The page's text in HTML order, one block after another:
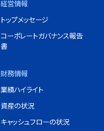
経営情報
トップメッセージ
コーポレートガバナンス報告
書
財務情報
業績ハイライト
資産の状況
キャッシュフローの状況